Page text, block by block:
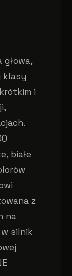
głowa,
klasy
i
białe
z
na
w silnik